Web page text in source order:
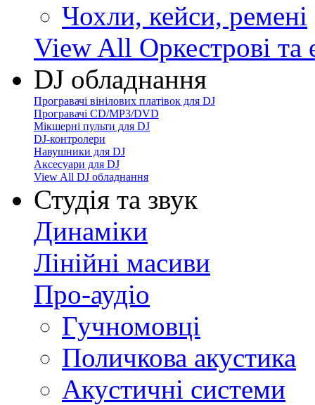
Чохли, кейси, ремені
View All Оркестрові та
DJ обладнання
Програвачі вінілових платівок для DJ
Програвачі CD/MP3/DVD
Мікшерні пульти для DJ
DJ-контролери
Навушники для DJ
Аксесуари для DJ
View All DJ обладнання
Студія та звук
Динаміки
Лінійні масиви
Про-аудіо
Гучномовці
Поличкова акустика
Акустичні системи